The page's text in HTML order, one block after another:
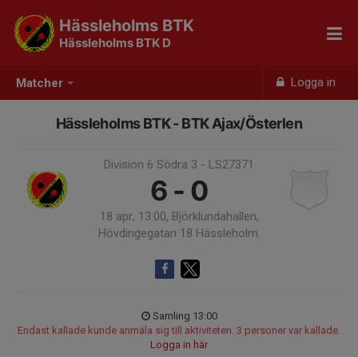
Matcher Logga in
Hässleholms BTK
Hässleholms BTK D
Hässleholms BTK - BTK Ajax/Österlen
Division 6 Södra 3 - LS27371
6 - 0
18 apr, 13:00, Björklundahallen,
Hövdingegatan 18 Hässleholm.
Samling 13:00
Endast kallade kunde anmäla sig till aktiviteten. 3 personer var kallade.
Logga in här